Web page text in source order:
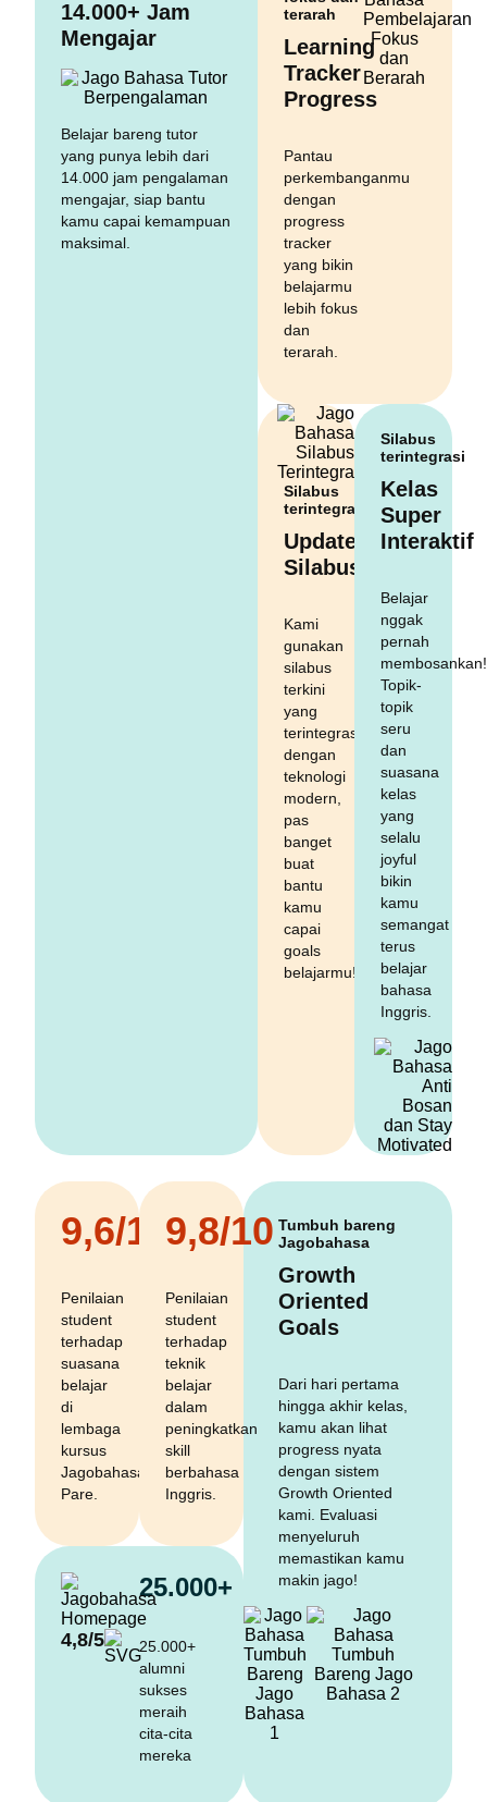
14.000+ Jam
Mengajar
Belajar bareng tutor
yang punya lebih dari
14.000 jam pengalaman
mengajar, siap bantu
kamu capai kemampuan
maksimal.
terarah
Learning
Tracker
Progress
Pantau
perkembanganmu
dengan
progress
tracker
yang bikin
belajarmu
lebih fokus
dan
terarah.
Silabus
terintegrasi
Updated
Silabus
Kami
gunakan
silabus
terkini
yang
terintegrasi
dengan
teknologi
modern,
pas
banget
buat
bantu
kamu
capai
goals
belajarmu!
Silabus
terintegrasi
Kelas
Super
Interaktif
Belajar
nggak
pernah
membosankan!
Topik-
topik
seru
dan
suasana
kelas
yang
selalu
joyful
bikin
kamu
semangat
terus
belajar
bahasa
Inggris.
Tumbuh bareng
Jagobahasa
Growth
Oriented
Goals
Dari hari pertama
hingga akhir kelas,
kamu akan lihat
progress nyata
dengan sistem
Growth Oriented
kami. Evaluasi
menyeluruh
memastikan kamu
makin jago!
25.000+
25.000+
alumni
sukses
meraih
cita-cita
mereka
4,8/5
9,6/10
Penilaian
student
terhadap
suasana
belajar
di
lembaga
kursus
Jagobahasa
Pare.
9,8/10
Penilaian
student
terhadap
teknik
belajar
dalam
peningkatkan
skill
berbahasa
Inggris.